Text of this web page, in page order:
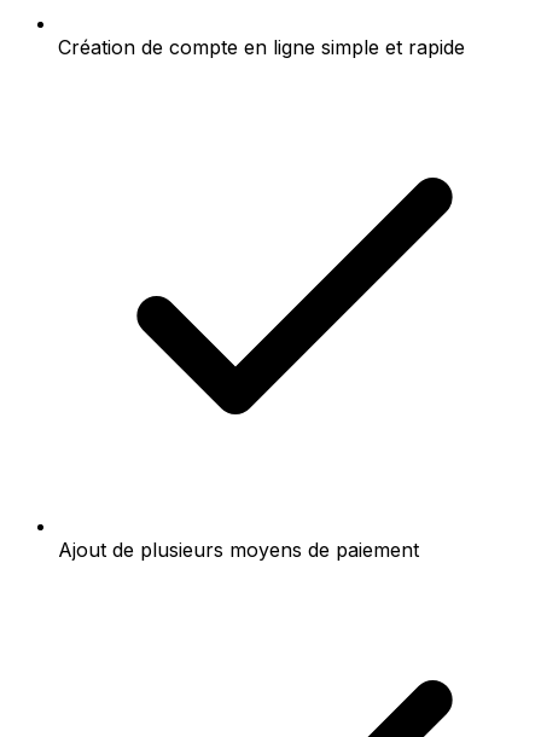
Création de compte en ligne simple et rapide
Ajout de plusieurs moyens de paiement